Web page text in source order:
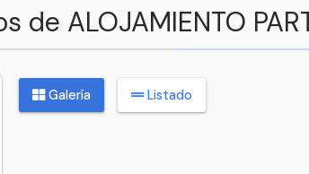
ALOJAMIENTO
Galería Listado